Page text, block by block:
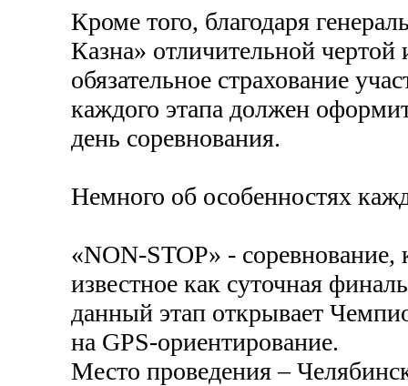
Кроме того, благодаря
Казна» отличительной чертой
обязательное страхование
каждого этапа должен
день соревнования.
Немного об особенностях
«NON-STOP» - соревнование,
известное как суточная
данный этап открывает
на GPS-ориентирование.
Место проведения –